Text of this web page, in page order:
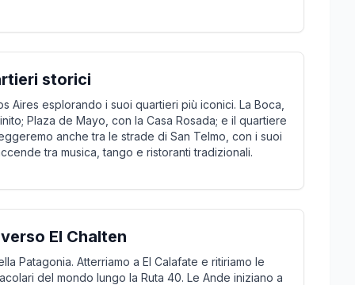
storici
Aires esplorando i suoi quartieri più iconici. La Boca,
Plaza de Mayo, con la Casa Rosada; e il quartiere
anche tra le strade di San Telmo, con i suoi
tra musica, tango e ristoranti tradizionali.
El Chalten
Patagonia. Atterriamo a El Calafate e ritiriamo le
del mondo lungo la Ruta 40. Le Ande iniziano a